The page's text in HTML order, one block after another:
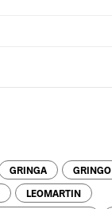
GRINGA GRINGO
LEOMARTIN